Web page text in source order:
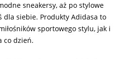
sneakersy, aż po stylowe
dla siebie. Produkty Adidasa to
sportowego stylu, jak i
co dzień.